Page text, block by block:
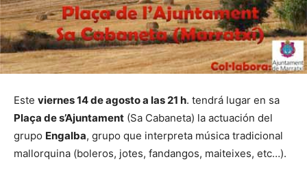
Este viernes 14 de agosto a las 21 h. tendrá lugar en sa
Plaça de s’Ajuntament (Sa Cabaneta) la actuación del
grupo Engalba, grupo que interpreta música tradicional
mallorquina (boleros, jotes, fandangos, maiteixes, etc…).